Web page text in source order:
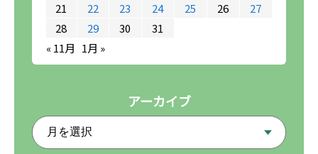
21
22 23 24 25 26
27
28
29 30
31
« 11月 1月 »
アーカイブ